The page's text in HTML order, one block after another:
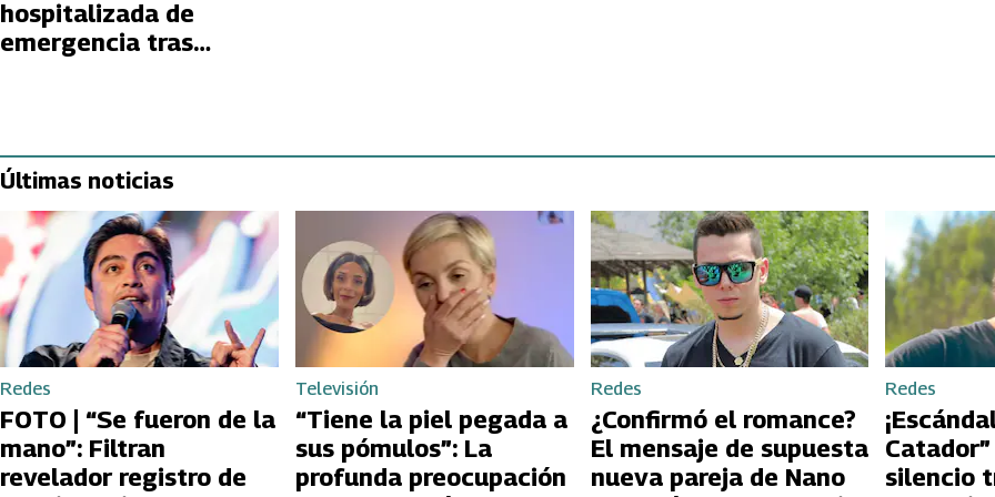
hospitalizada de
emergencia tras
Últimas noticias
Redes
FOTO | “Se fueron de la
mano”: Filtran
revelador registro de
Televisión
“Tiene la piel pegada a
sus pómulos”: La
profunda preocupación
Redes
¿Confirmó el romance?
El mensaje de supuesta
nueva pareja de Nano
Redes
silencio